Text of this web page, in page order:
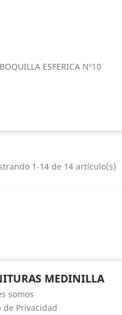
ESFERICA Nº10
1-14 de 14 artículo(s)
MEDINILLA
somos
de Privacidad